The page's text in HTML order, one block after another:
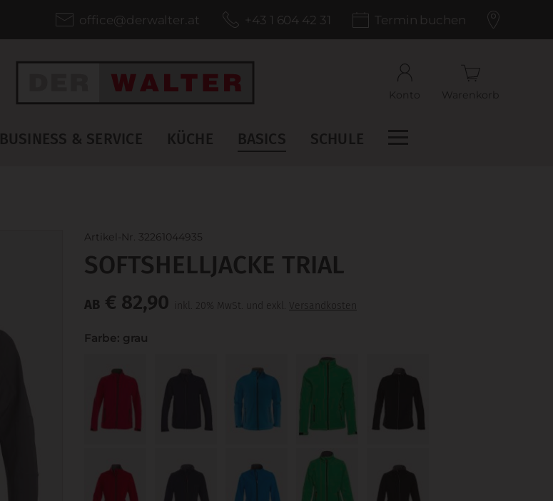
office@derwalter.at +43 1 604 42 31 Termin buchen
Konto
Warenkorb
BUSINESS & SERVICE KÜCHE BASICS SCHULE
Artikel-Nr. 32261044935
SOFTSHELLJACKE TRIAL
AB € 82,90 inkl. 20% MwSt. und exkl. Versandkosten
Farbe: grau